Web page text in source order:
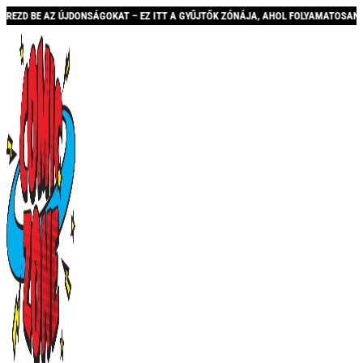
– EZ ITT A GYŰJTŐK ZÓNÁJA, AHOL FOLYAMATOSAN BŐVÜLŐ